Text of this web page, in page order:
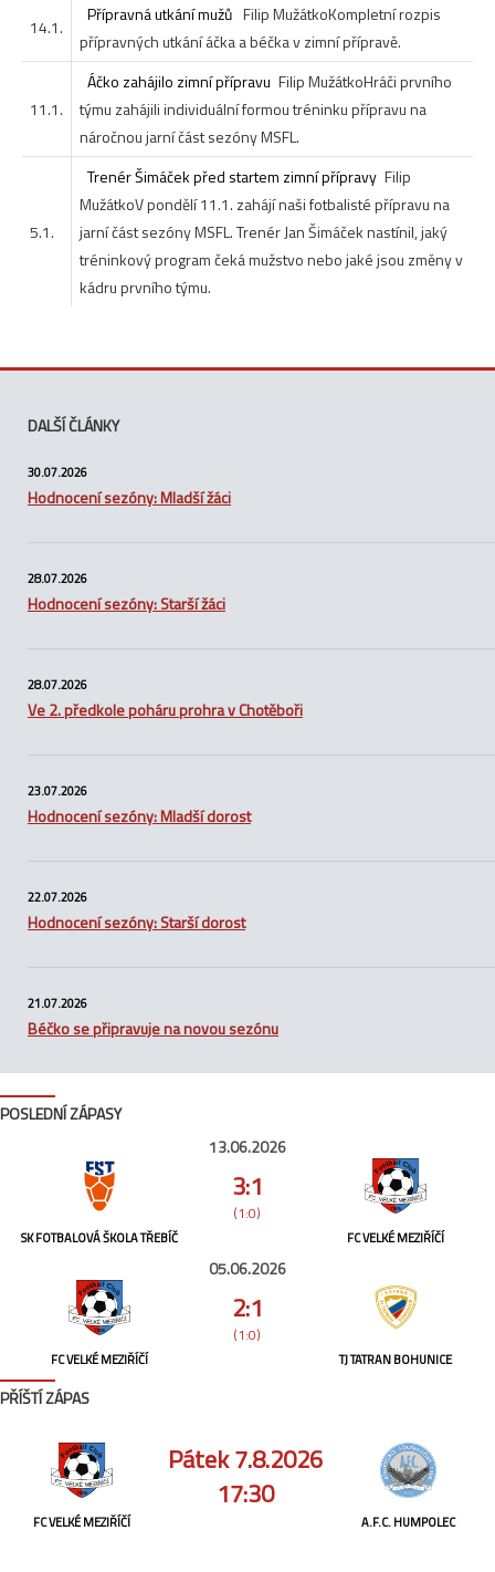
14.1.
Přípravná utkání mužů Filip MužátkoKompletní rozpis
přípravných utkání áčka a béčka v zimní přípravě.
11.1.
Áčko zahájilo zimní přípravu Filip MužátkoHráči prvního
týmu zahájili individuální formou tréninku přípravu na
náročnou jarní část sezóny MSFL.
5.1.
Trenér Šimáček před startem zimní přípravy Filip
MužátkoV pondělí 11.1. zahájí naši fotbalisté přípravu na
jarní část sezóny MSFL. Trenér Jan Šimáček nastínil, jaký
tréninkový program čeká mužstvo nebo jaké jsou změny v
kádru prvního týmu.
DALŠÍ ČLÁNKY
30.07.2026
Hodnocení sezóny: Mladší žáci
28.07.2026
Hodnocení sezóny: Starší žáci
28.07.2026
Ve 2. předkole poháru prohra v Chotěboři
23.07.2026
Hodnocení sezóny: Mladší dorost
22.07.2026
Hodnocení sezóny: Starší dorost
21.07.2026
Béčko se připravuje na novou sezónu
POSLEDNÍ ZÁPASY
SK FOTBALOVÁ ŠKOLA TŘEBÍČ
13.06.2026
3:1
(1:0)
FC VELKÉ MEZIŘÍČÍ
FC VELKÉ MEZIŘÍČÍ
05.06.2026
2:1
(1:0)
TJ TATRAN BOHUNICE
PŘÍŠTÍ ZÁPAS
FC VELKÉ MEZIŘÍČÍ
Pátek 7.8.2026
17:30
A.F.C. HUMPOLEC